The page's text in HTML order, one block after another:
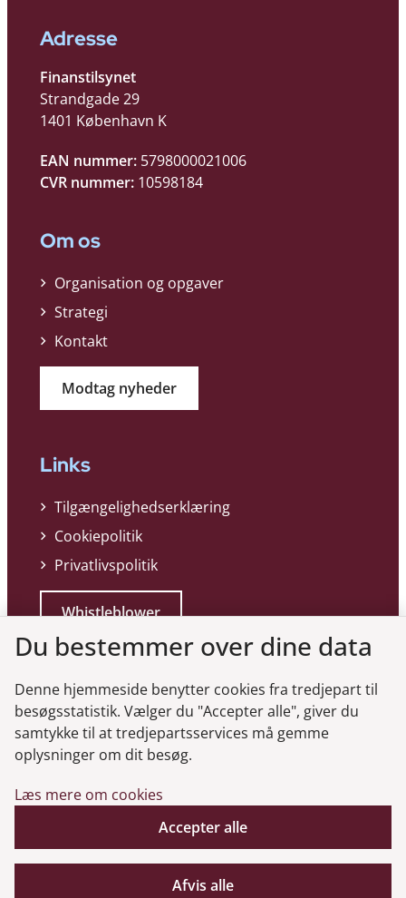
Adresse
Finanstilsynet
Strandgade 29
1401 København K
EAN nummer: 5798000021006
CVR nummer: 10598184
Om os
Organisation og opgaver
Strategi
Kontakt
Modtag nyheder
Links
Tilgængelighedserklæring
Cookiepolitik
Privatlivspolitik
Whistleblower
Genveje
Gå til virksomhedsregisteret
Gå til selskabsmeddelelser
Du bestemmer over dine data
Denne hjemmeside benytter cookies fra tredjepart til
besøgsstatistik. Vælger du "Accepter alle", giver du
samtykke til at tredjepartsservices må gemme
oplysninger om dit besøg.
Læs mere om cookies
Accepter alle
Afvis alle